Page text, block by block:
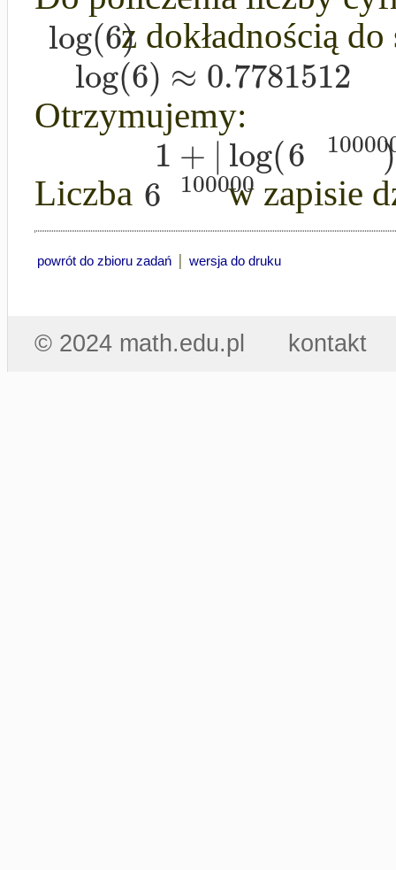
log(6)
z dokładnością
log(6) ≈ 0.7781512
Otrzymujemy:
1 + |log(6 )
Liczba 6 100000w zapisie
powrót do zbioru zadań | wersja do druku
© 2024 math.edu.pl kontakt